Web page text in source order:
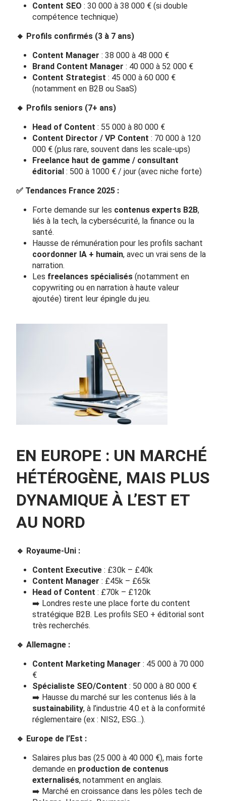
Content SEO : 30 000 à 38 000 € (si double
compétence technique)
🔸 Profils confirmés (3 à 7 ans)
Content Manager : 38 000 à 48 000 €
Brand Content Manager : 40 000 à 52 000 €
Content Strategist : 45 000 à 60 000 €
(notamment en B2B ou SaaS)
🔸 Profils seniors (7+ ans)
Head of Content : 55 000 à 80 000 €
Content Director / VP Content : 70 000 à 120
000 € (plus rare, souvent dans les scale-ups)
Freelance haut de gamme / consultant
éditorial : 500 à 1000 € / jour (avec niche forte)
✅ Tendances France 2025 :
Forte demande sur les contenus experts B2B,
liés à la tech, la cybersécurité, la finance ou la
santé.
Hausse de rémunération pour les profils sachant
coordonner IA + humain, avec un vrai sens de la
narration.
Les freelances spécialisés (notamment en
copywriting ou en narration à haute valeur
ajoutée) tirent leur épingle du jeu.
EN EUROPE : UN MARCHÉ
HÉTÉROGÈNE, MAIS PLUS
DYNAMIQUE À L’EST ET
AU NORD
🔹 Royaume-Uni :
Content Executive : £30k – £40k
Content Manager : £45k – £65k
Head of Content : £70k – £120k
➡️ Londres reste une place forte du content
stratégique B2B. Les profils SEO + éditorial sont
très recherchés.
🔹 Allemagne :
Content Marketing Manager : 45 000 à 70 000
€
Spécialiste SEO/Content : 50 000 à 80 000 €
➡️ Hausse du marché sur les contenus liés à la
sustainability, à l’industrie 4.0 et à la conformité
réglementaire (ex : NIS2, ESG…).
🔹 Europe de l’Est :
Salaires plus bas (25 000 à 40 000 €), mais forte
demande en production de contenus
externalisés, notamment en anglais.
➡️ Marché en croissance dans les pôles tech de